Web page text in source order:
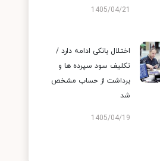
1405/04/21
اختلال بانکی ادامه دارد /
تکلیف سود سپرده ها و
برداشت از حساب مشخص
شد
1405/04/19